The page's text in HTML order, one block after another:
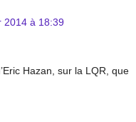
2014 à 18:39
Hazan, sur la LQR, que